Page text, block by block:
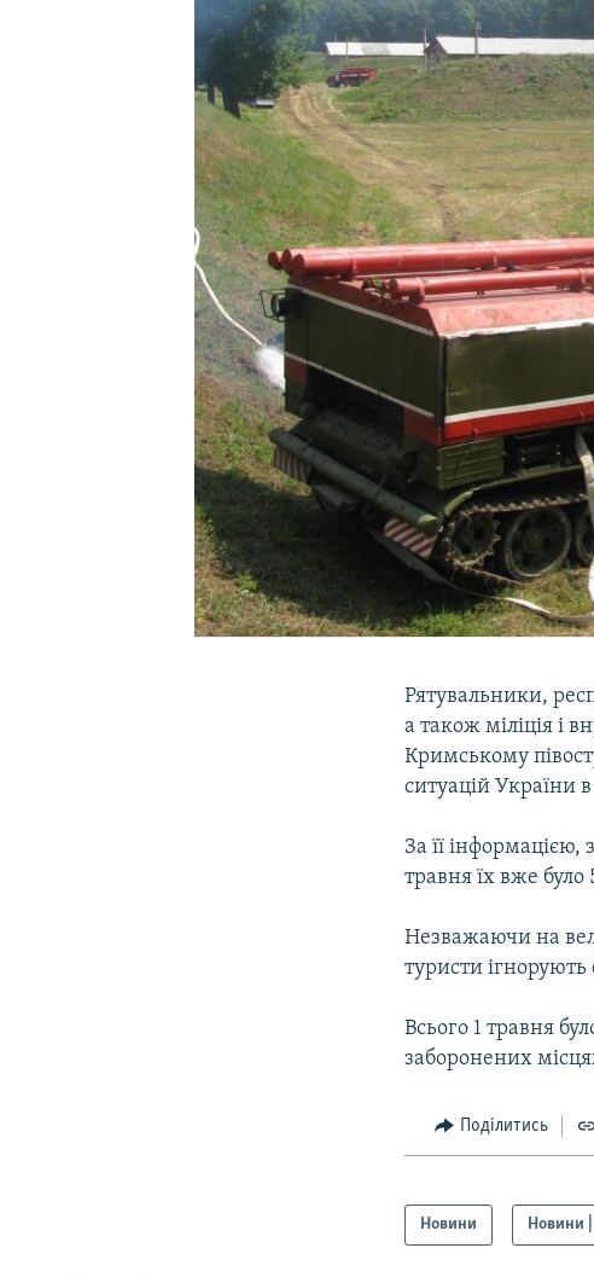
Рятувальники,
а також міліція і
Кримському
ситуацій України
За її інформацією,
травня їх вже було
Незважаючи на
туристи
Всього 1 травня
заборонених
Поділитись
Новини Новини |